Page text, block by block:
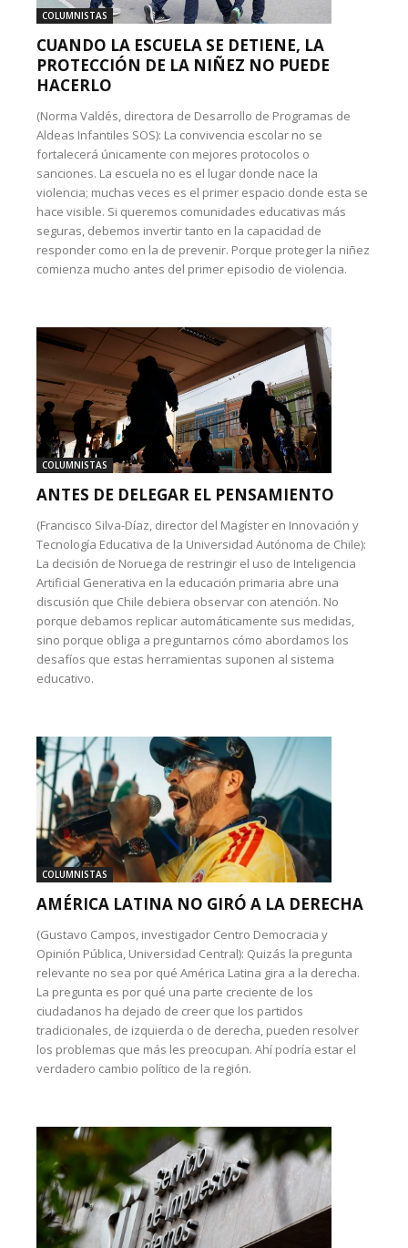
COLUMNISTAS
CUANDO LA ESCUELA SE DETIENE, LA
PROTECCIÓN DE LA NIÑEZ NO PUEDE
HACERLO
(Norma Valdés, directora de Desarrollo de Programas de
Aldeas Infantiles SOS): La convivencia escolar no se
fortalecerá únicamente con mejores protocolos o
sanciones. La escuela no es el lugar donde nace la
violencia; muchas veces es el primer espacio donde esta se
hace visible. Si queremos comunidades educativas más
seguras, debemos invertir tanto en la capacidad de
responder como en la de prevenir. Porque proteger la niñez
comienza mucho antes del primer episodio de violencia.
COLUMNISTAS
ANTES DE DELEGAR EL PENSAMIENTO
(Francisco Silva-Díaz, director del Magíster en Innovación y
Tecnología Educativa de la Universidad Autónoma de Chile):
La decisión de Noruega de restringir el uso de Inteligencia
Artificial Generativa en la educación primaria abre una
discusión que Chile debiera observar con atención. No
porque debamos replicar automáticamente sus medidas,
sino porque obliga a preguntarnos cómo abordamos los
desafíos que estas herramientas suponen al sistema
educativo.
COLUMNISTAS
AMÉRICA LATINA NO GIRÓ A LA DERECHA
(Gustavo Campos, investigador Centro Democracia y
Opinión Pública, Universidad Central): Quizás la pregunta
relevante no sea por qué América Latina gira a la derecha.
La pregunta es por qué una parte creciente de los
ciudadanos ha dejado de creer que los partidos
tradicionales, de izquierda o de derecha, pueden resolver
los problemas que más les preocupan. Ahí podría estar el
verdadero cambio político de la región.